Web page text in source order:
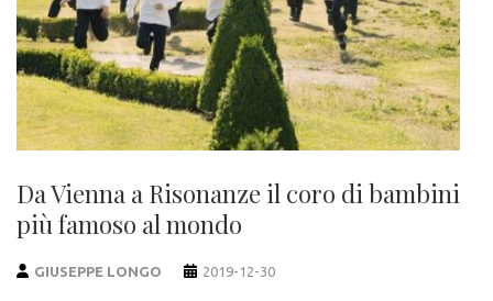
Da Vienna a Risonanze il coro di bambini
più famoso al mondo
GIUSEPPE LONGO 2019-12-30